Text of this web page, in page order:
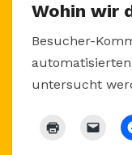
Wohin wir
Besucher-
untersucht